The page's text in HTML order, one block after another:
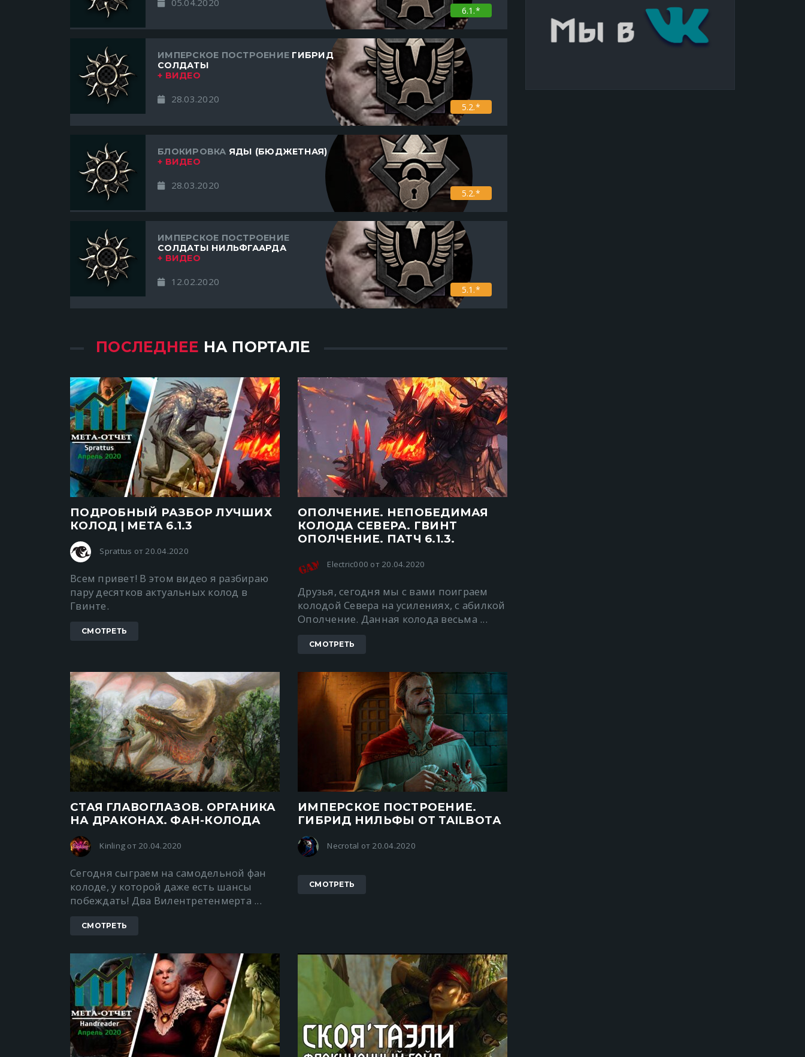
6.1.*
ИМПЕРСКОЕ ПОСТРОЕНИЕ ГИБРИД
СОЛДАТЫ
+ ВИДЕО
5.2.*
28.03.2020
БЛОКИРОВКА ЯДЫ (БЮДЖЕТНАЯ)
+ ВИДЕО
5.2.*
28.03.2020
ИМПЕРСКОЕ ПОСТРОЕНИЕ
СОЛДАТЫ НИЛЬФГААРДА
+ ВИДЕО
5.1.*
12.02.2020
ПОСЛЕДНЕЕ НА ПОРТАЛЕ
ПОДРОБНЫЙ РАЗБОР ЛУЧШИХ
КОЛОД | МЕТА 6.1.3
Sprattus от 20.04.2020
Всем привет! В этом видео я разбираю
пару десятков актуальных колод в
Гвинте.
СМОТРЕТЬ
ОПОЛЧЕНИЕ. НЕПОБЕДИМАЯ
КОЛОДА СЕВЕРА. ГВИНТ
ОПОЛЧЕНИЕ. ПАТЧ 6.1.3.
Electric000 от 20.04.2020
Друзья, сегодня мы с вами поиграем
колодой Севера на усилениях, с абилкой
Ополчение. Данная колода весьма ...
СМОТРЕТЬ
СТАЯ ГЛАВОГЛАЗОВ. ОРГАНИКА
НА ДРАКОНАХ. ФАН-КОЛОДА
Kinling от 20.04.2020
Сегодня сыграем на самодельной фан
колоде, у которой даже есть шансы
побеждать! Два Вилентретенмерта ...
СМОТРЕТЬ
ИМПЕРСКОЕ ПОСТРОЕНИЕ.
ГИБРИД НИЛЬФЫ ОТ TAILBOTА
Necrotal от 20.04.2020
СМОТРЕТЬ